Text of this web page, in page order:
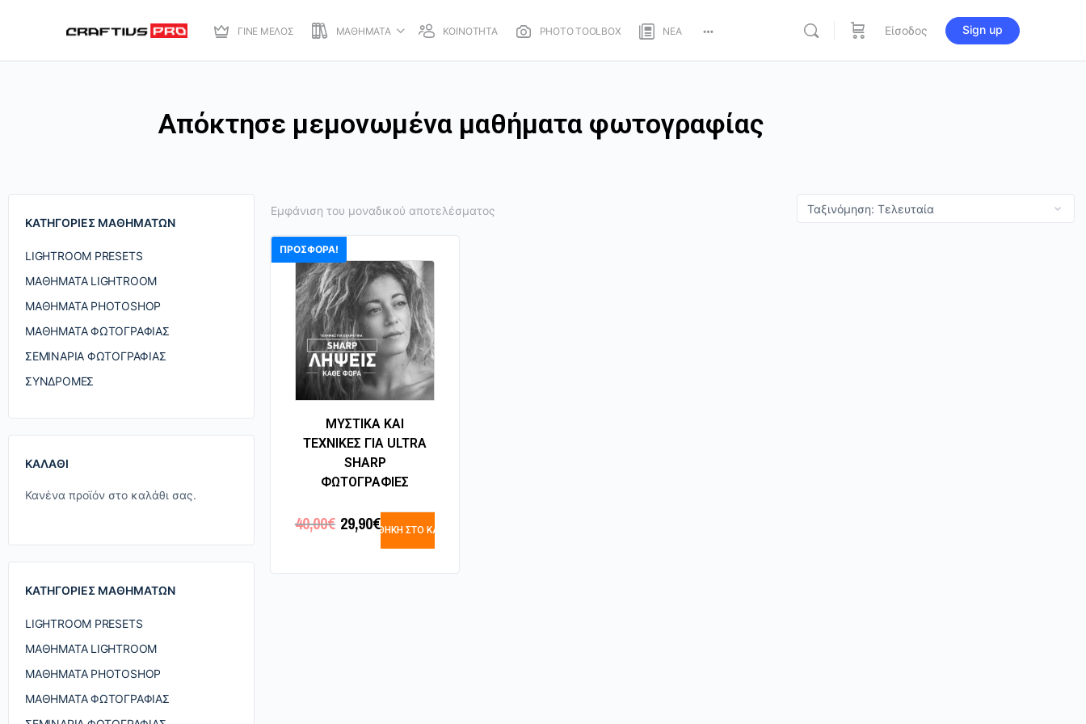
ΓΙΝΕ ΜΕΛΟΣ ΜΑΘΗΜΑΤΑ ΚΟΙΝΟΤΗΤΑ PHOTO TOOLBOX ΝΕΑ Είσοδος Sign up
Απόκτησε μεμονωμένα μαθήματα φωτογραφίας
ΚΑΤΗΓΟΡΊΕΣ ΜΑΘΗΜΆΤΩΝ
LIGHTROOM PRESETS
ΜΑΘΉΜΑΤΑ LIGHTROOM
ΜΑΘΉΜΑΤΑ PHOTOSHOP
ΜΑΘΉΜΑΤΑ ΦΩΤΟΓΡΑΦΊΑΣ
ΣΕΜΙΝΆΡΙΑ ΦΩΤΟΓΡΑΦΊΑΣ
ΣΥΝΔΡΟΜΈΣ
ΚΑΛΆΘΙ
Κανένα προϊόν στο καλάθι σας.
ΚΑΤΗΓΟΡΊΕΣ ΜΑΘΗΜΆΤΩΝ
LIGHTROOM PRESETS
ΜΑΘΉΜΑΤΑ LIGHTROOM
ΜΑΘΉΜΑΤΑ PHOTOSHOP
ΜΑΘΉΜΑΤΑ ΦΩΤΟΓΡΑΦΊΑΣ
Εμφάνιση του μοναδικού αποτελέσματος
ΠΡΟΣΦΟΡΆ!
ΜΥΣΤΙΚΑ ΚΑΙ
ΤΕΧΝΙΚΕΣ ΓΙΑ ULTRA
SHARP
ΦΩΤΟΓΡΑΦΙΕΣ
40,00€ 29,90€
ΠΡΟΣΘΉΚΗ ΣΤΟ ΚΑΛΆΘΙ